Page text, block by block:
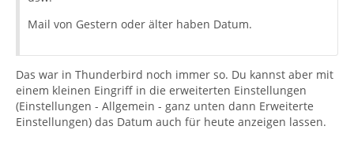
Mail von Gestern oder älter haben Datum.
Das war in Thunderbird noch immer so. Du kannst aber mit
einem kleinen Eingriff in die erweiterten Einstellungen
(Einstellungen - Allgemein - ganz unten dann Erweiterte
Einstellungen) das Datum auch für heute anzeigen lassen.